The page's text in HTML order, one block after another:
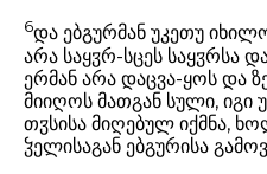
6და ებგურმან უკეთუ
არა საყჳრ-სცეს საყჳრსა
ერმან არა დაცვა-ყოს და
მიიღოს მათგან სული, იგი
თჳსისა მიღებულ იქმნა,
ჴელისაგან ებგურისა